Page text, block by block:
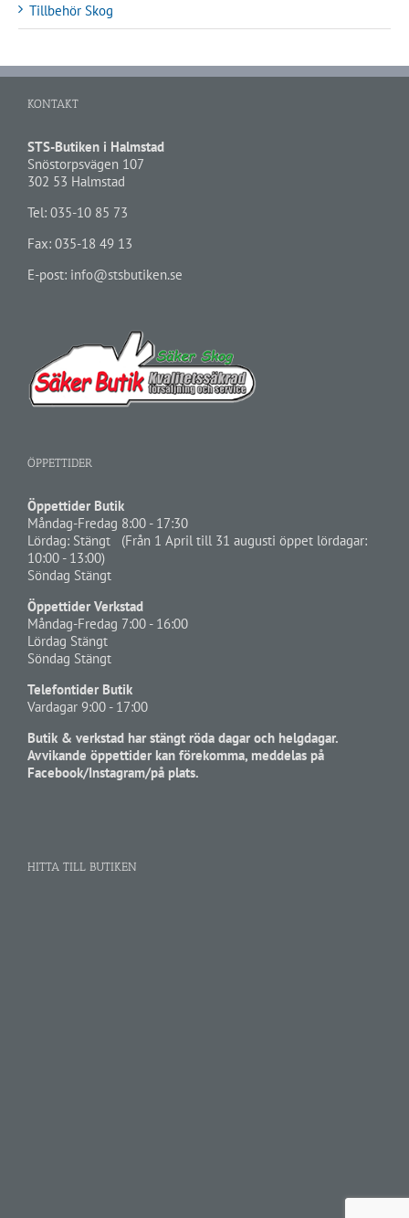
Tillbehör Skog
KONTAKT
STS-Butiken i Halmstad
Snöstorpsvägen 107
302 53 Halmstad
Tel: 035-10 85 73
Fax: 035-18 49 13
E-post: info@stsbutiken.se
ÖPPETTIDER
Öppettider Butik
Måndag-Fredag 8:00 - 17:30
Lördag: Stängt (Från 1 April till 31 augusti öppet lördagar:
10:00 - 13:00)
Söndag Stängt
Öppettider Verkstad
Måndag-Fredag 7:00 - 16:00
Lördag Stängt
Söndag Stängt
Telefontider Butik
Vardagar 9:00 - 17:00
Butik & verkstad har stängt röda dagar och helgdagar.
Avvikande öppettider kan förekomma, meddelas på
Facebook/Instagram/på plats.
HITTA TILL BUTIKEN